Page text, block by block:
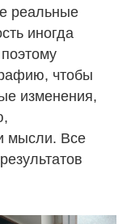
реальные
иногда
чтобы
изменения,
мысли. Все